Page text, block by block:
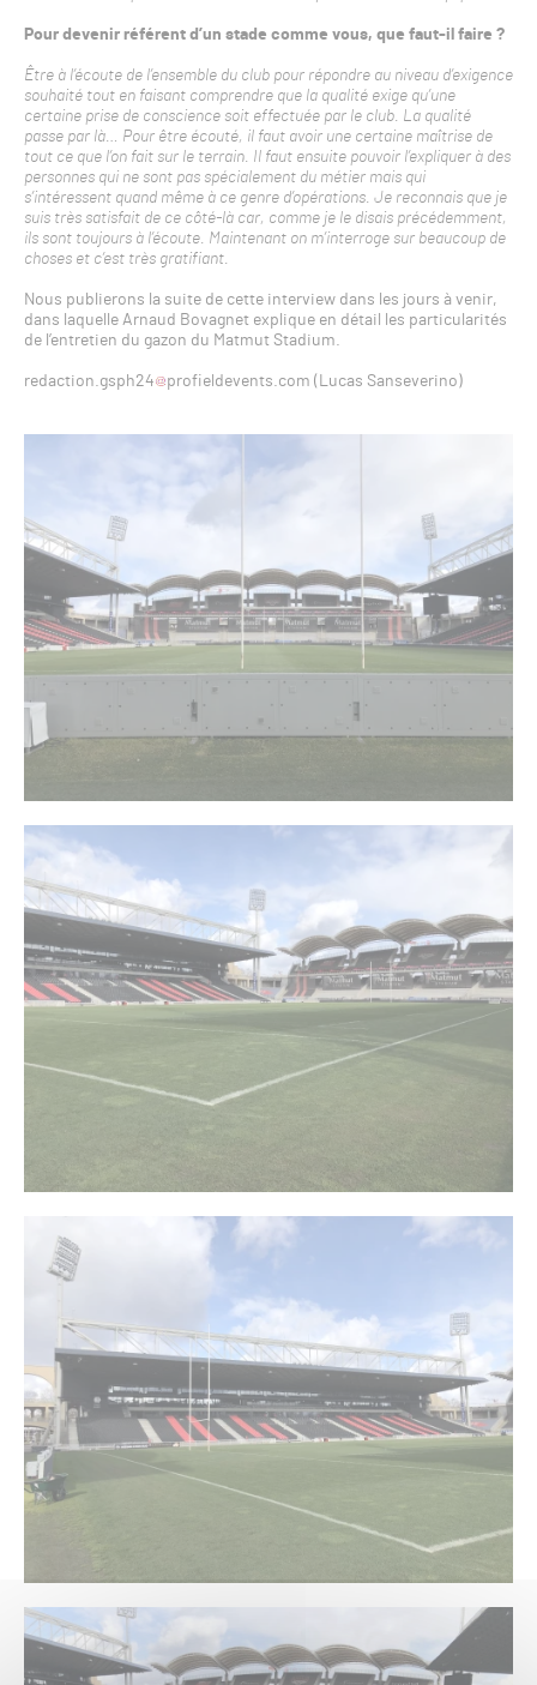
Pour devenir référent d’un stade comme vous, que faut-il faire ?
Être à l’écoute de l’ensemble du club pour répondre au niveau d’exigence
souhaité tout en faisant comprendre que la qualité exige qu’une
certaine prise de conscience soit effectuée par le club. La qualité
passe par là… Pour être écouté, il faut avoir une certaine maîtrise de
tout ce que l’on fait sur le terrain. Il faut ensuite pouvoir l’expliquer à des
personnes qui ne sont pas spécialement du métier mais qui
s’intéressent quand même à ce genre d’opérations. Je reconnais que je
suis très satisfait de ce côté-là car, comme je le disais précédemment,
ils sont toujours à l’écoute. Maintenant on m’interroge sur beaucoup de
choses et c’est très gratifiant.
Nous publierons la suite de cette interview dans les jours à venir,
dans laquelle Arnaud Bovagnet explique en détail les particularités
de l’entretien du gazon du Matmut Stadium.
redaction.gsph24 profieldevents.com (Lucas Sanseverino)